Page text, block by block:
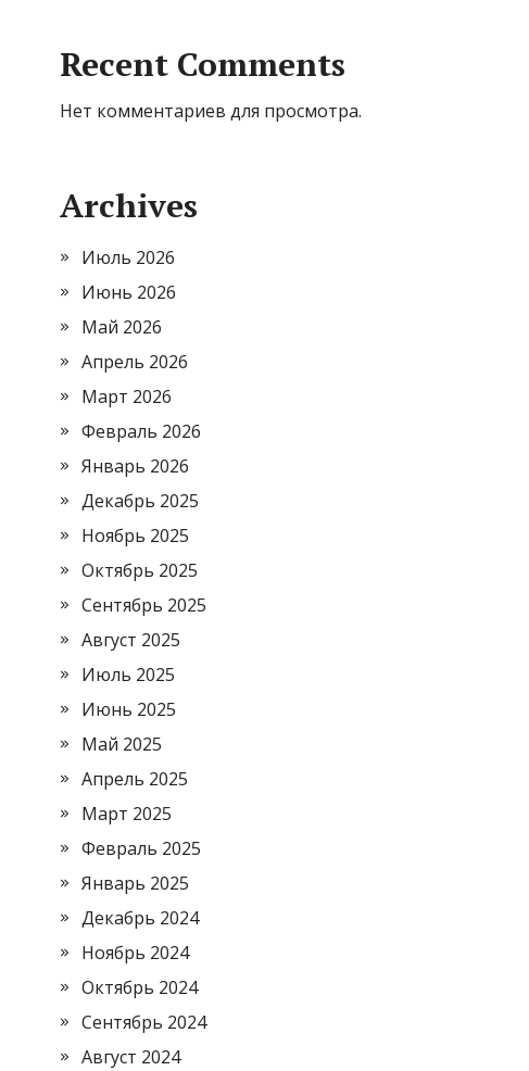
Recent Comments
Нет комментариев для просмотра.
Archives
Июль 2026
Июнь 2026
Май 2026
Апрель 2026
Март 2026
Февраль 2026
Январь 2026
Декабрь 2025
Ноябрь 2025
Октябрь 2025
Сентябрь 2025
Август 2025
Июль 2025
Июнь 2025
Май 2025
Апрель 2025
Март 2025
Февраль 2025
Январь 2025
Декабрь 2024
Ноябрь 2024
Октябрь 2024
Сентябрь 2024
Август 2024